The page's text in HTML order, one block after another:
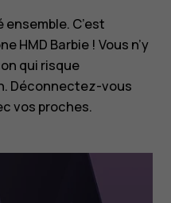
C’est
HMD Barbie ! Vous n’y
qui risque
Déconnectez-vous
vos proches.